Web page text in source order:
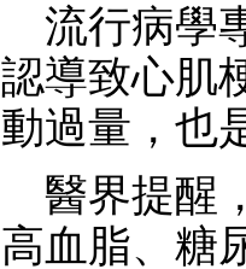
流行病學
認導致心肌
動過量，也
醫界提醒
高血脂、糖